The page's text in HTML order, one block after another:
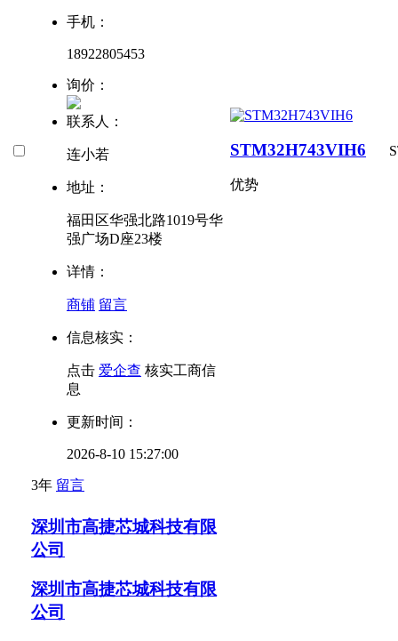
手机：
18922805453
询价：
联系人：
连小若
地址：
福田区华强北路1019号华
强广场D座23楼
详情：
商铺 留言
信息核实：
点击 爱企查 核实工商信
息
更新时间：
2026-8-10 15:27:00
3年 留言
STM32H743VIH6
优势
深圳市高捷芯城科技有限
公司
深圳市高捷芯城科技有限
公司